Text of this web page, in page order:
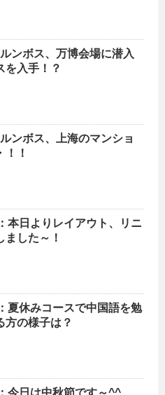
ンボス、万博会場に潜入
を入手！？
ンボス、上海のマンショ
！！
本日よりレイアウト、リニ
ました～！
夏休みコースで中国語を勉
方の様子は？
今日は中秋節です～^^